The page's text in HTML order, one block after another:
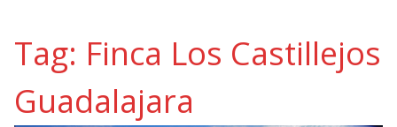
Tag: Finca Los Castillejos
Guadalajara